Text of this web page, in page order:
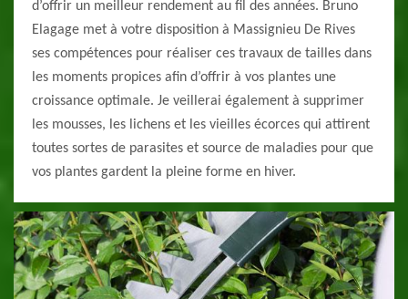
d’offrir un meilleur rendement au fil des années. Bruno
Elagage met à votre disposition à Massignieu De Rives
ses compétences pour réaliser ces travaux de tailles dans
les moments propices afin d’offrir à vos plantes une
croissance optimale. Je veillerai également à supprimer
les mousses, les lichens et les vieilles écorces qui attirent
toutes sortes de parasites et source de maladies pour que
vos plantes gardent la pleine forme en hiver.